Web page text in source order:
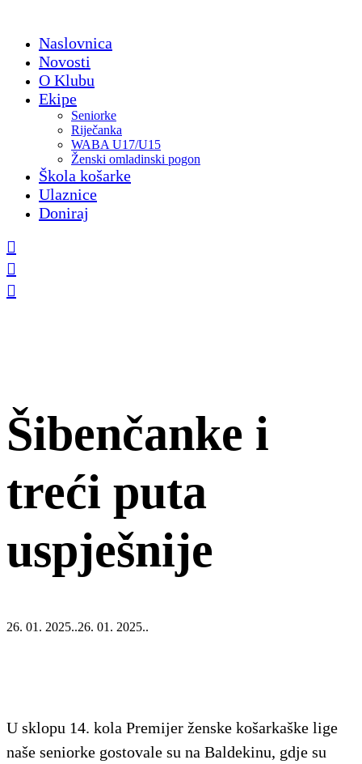
contentNaslovnica
Novosti
O Klubu
Ekipe
Seniorke
Riječanka
WABA U17/U15
Ženski omladinski pogon
Škola košarke
Ulaznice
Doniraj
Šibenčanke i
treći puta
uspješnije
26. 01. 2025..26. 01. 2025..
U sklopu 14. kola Premijer ženske košarkaške lige
naše seniorke gostovale su na Baldekinu, gdje su